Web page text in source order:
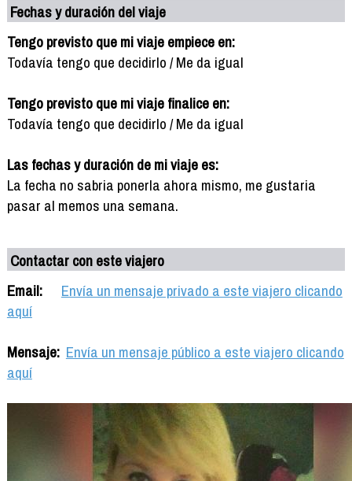
Fechas y duración del viaje
Tengo previsto que mi viaje empiece en:
Todavía tengo que decidirlo / Me da igual
Tengo previsto que mi viaje finalice en:
Todavía tengo que decidirlo / Me da igual
Las fechas y duración de mi viaje es:
La fecha no sabria ponerla ahora mismo, me gustaria
pasar al memos una semana.
Contactar con este viajero
Email:
Envía un mensaje privado a este viajero clicando
aquí
Mensaje: Envía un mensaje público a este viajero clicando
aquí